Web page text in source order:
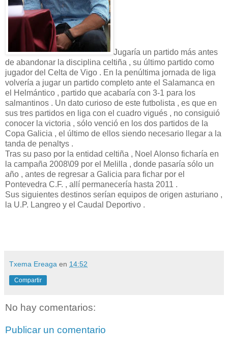
Jugaría un partido más antes
de abandonar la disciplina celtiña , su último partido como
jugador del Celta de Vigo . En la penúltima jornada de liga
volvería a jugar un partido completo ante el Salamanca en
el Helmántico , partido que acabaría con 3-1 para los
salmantinos . Un dato curioso de este futbolista , es que en
sus tres partidos en liga con el cuadro vigués , no consiguió
conocer la victoria , sólo venció en los dos partidos de la
Copa Galicia , el último de ellos siendo necesario llegar a la
tanda de penaltys .
Tras su paso por la entidad celtiña , Noel Alonso ficharía en
la campaña 2008\09 por el Melilla , donde pasaría sólo un
año , antes de regresar a Galicia para fichar por el
Pontevedra C.F. , allí permanecería hasta 2011 .
Sus siguientes destinos serían equipos de origen asturiano ,
la U.P. Langreo y el Caudal Deportivo .
Txema Ereaga en 14:52
Compartir
No hay comentarios:
Publicar un comentario